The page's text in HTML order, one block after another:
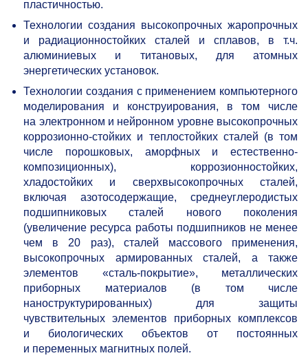
пластичностью.
Технологии создания высокопрочных жаропрочных
и радиационностойких сталей и сплавов, в т.ч.
алюминиевых и титановых, для атомных
энергетических установок.
Технологии создания с применением компьютерного
моделирования и конструирования, в том числе
на электронном и нейронном уровне высокопрочных
коррозионно-стойких и теплостойких сталей (в том
числе порошковых, аморфных и естественно-
композиционных), коррозионностойких,
хладостойких и сверхвысокопрочных сталей,
включая азотосодержащие, среднеуглеродистых
подшипниковых сталей нового поколения
(увеличение ресурса работы подшипников не менее
чем в 20 раз), сталей массового применения,
высокопрочных армированных сталей, а также
элементов «сталь-покрытие», металлических
приборных материалов (в том числе
наноструктурированных) для защиты
чувствительных элементов приборных комплексов
и биологических объектов от постоянных
и переменных магнитных полей.